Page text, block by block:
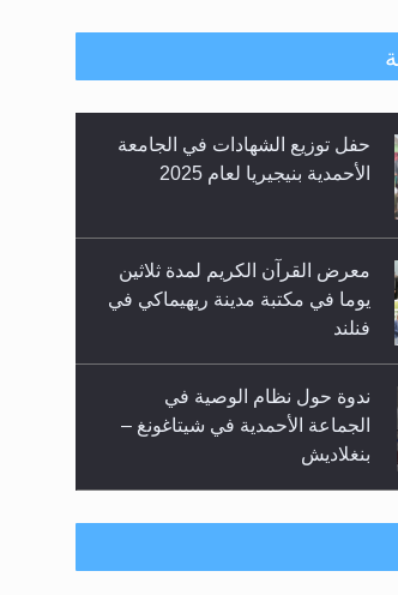
معرض القرآن الكريم لمدة ثلاثين
يوما في مكتبة مدينة ريهيماكي في
ندوة حول نظام الوصية في
الجماعة الأحمدية في شيتاغونغ –
بنغلاديش
اليوم الوطني الرياضي لمجلس
أنصار الله في هولندا
إتمام حفظ القرآن الكريم لثلاثة